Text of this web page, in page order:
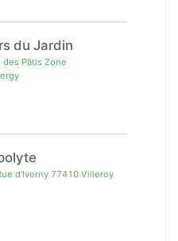
du Jardin
des Pâtis Zone
d'Iverny 77410 Villeroy